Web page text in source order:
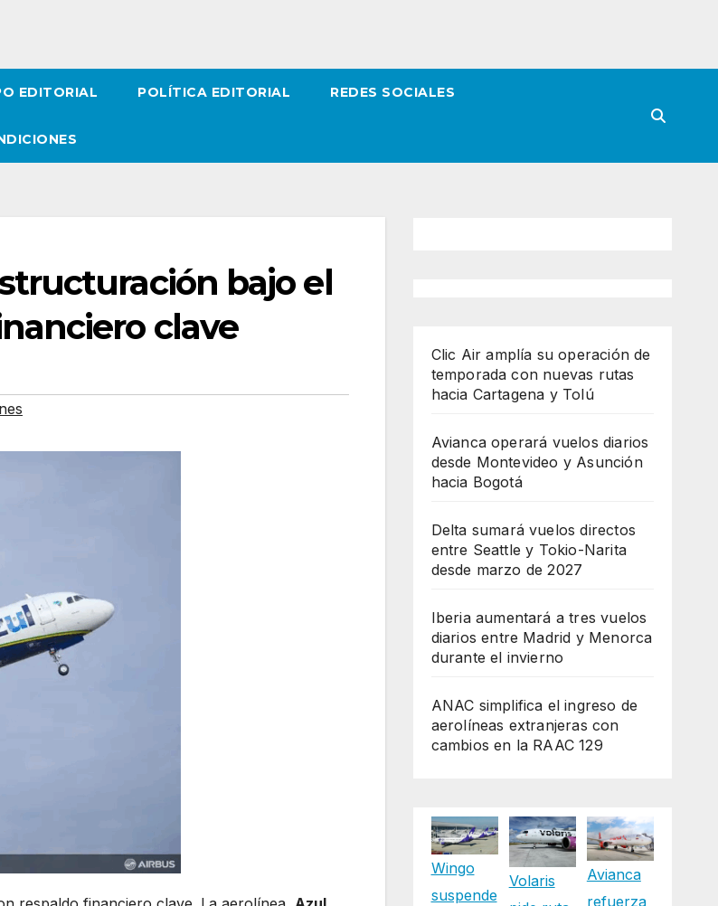
EDITORIAL POLÍTICA EDITORIAL REDES SOCIALES
bajo el
clave
Clic Air amplía su operación de
temporada con nuevas rutas
hacia Cartagena y Tolú
Avianca operará vuelos diarios
desde Montevideo y Asunción
hacia Bogotá
Delta sumará vuelos directos
entre Seattle y Tokio-Narita
desde marzo de 2027
Iberia aumentará a tres vuelos
diarios entre Madrid y Menorca
durante el invierno
ANAC simplifica el ingreso de
aerolíneas extranjeras con
cambios en la RAAC 129
Wingo
suspende
Volaris
Avianca
refuerza